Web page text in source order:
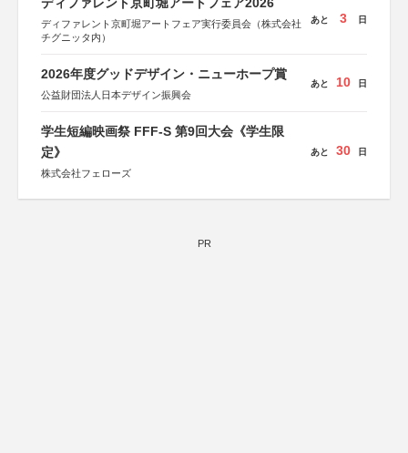
ディファレント京町堀アートフェア実行委員会（株式会社
チグニッタ内）
あと 3 日
2026年度グッドデザイン・ニューホープ賞
公益財団法人日本デザイン振興会
あと 10 日
学生短編映画祭 FFF-S 第9回大会《学生限
定》
株式会社フェローズ
あと 30 日
PR